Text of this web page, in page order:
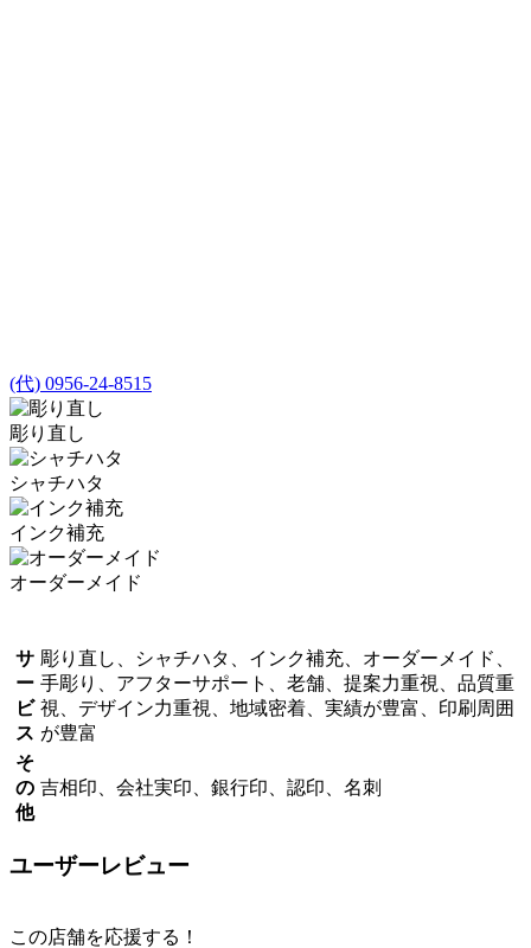
(代) 0956-24-8515
彫り直し
シャチハタ
インク補充
オーダーメイド
サ
ー
ビ
ス
彫り直し、シャチハタ、インク補充、オーダーメイド、
手彫り、アフターサポート、老舗、提案力重視、品質重
視、デザイン力重視、地域密着、実績が豊富、印刷周囲
が豊富
そ
の
他
吉相印、会社実印、銀行印、認印、名刺
ユーザーレビュー
この店舗を応援する！